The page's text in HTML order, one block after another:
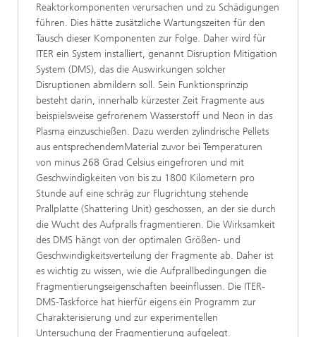
Reaktorkomponenten verursachen und zu Schädigungen
führen. Dies hätte zusätzliche Wartungszeiten für den
Tausch dieser Komponenten zur Folge. Daher wird für
ITER ein System installiert, genannt Disruption Mitigation
System (DMS), das die Auswirkungen solcher
Disruptionen abmildern soll. Sein Funktionsprinzip
besteht darin, innerhalb kürzester Zeit Fragmente aus
beispielsweise gefrorenem Wasserstoff und Neon in das
Plasma einzuschießen. Dazu werden zylindrische Pellets
aus entsprechendemMaterial zuvor bei Temperaturen
von minus 268 Grad Celsius eingefroren und mit
Geschwindigkeiten von bis zu 1800 Kilometern pro
Stunde auf eine schräg zur Flugrichtung stehende
Prallplatte (Shattering Unit) geschossen, an der sie durch
die Wucht des Aufpralls fragmentieren. Die Wirksamkeit
des DMS hängt von der optimalen Größen- und
Geschwindigkeitsverteilung der Fragmente ab. Daher ist
es wichtig zu wissen, wie die Aufprallbedingungen die
Fragmentierungseigenschaften beeinflussen. Die ITER-
DMS-Taskforce hat hierfür eigens ein Programm zur
Charakterisierung und zur experimentellen
Untersuchung der Fragmentierung aufgelegt.